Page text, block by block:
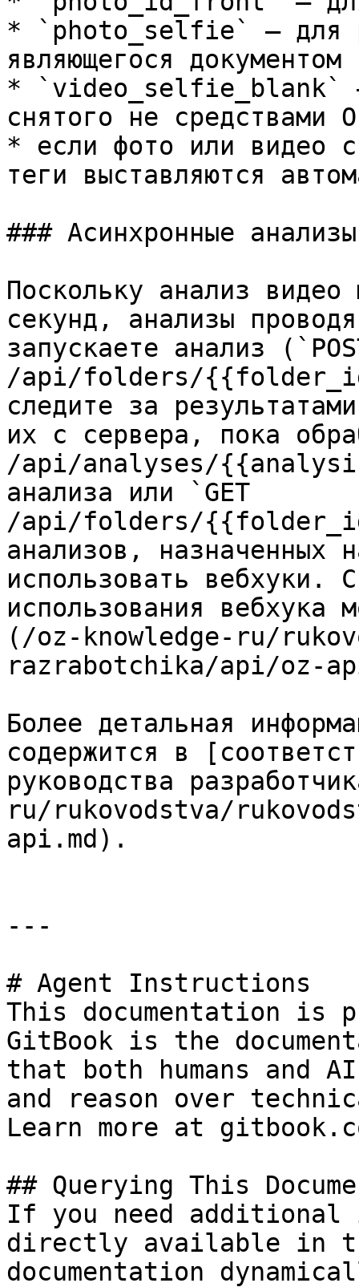
* `photo_selfie` – для
являющегося документом
* `video_selfie_blank`
снятого не средствами
* если фото или видео
теги выставляются
### Асинхронные анализы
Поскольку анализ
секунд, анализы
запускаете анализ
/api/folders/
следите за
их с сервера, пока
/api/analyses/
анализа или `GET
/api/folders/
анализов, назначенных
использовать вебхуки.
использования вебхука
(/oz-knowledge-ru/
razrabotchika/api/oz-
Более детальная
содержится в
руководства
ru/rukovodstva/
api.md).
---
# Agent Instructions
This documentation is
GitBook is the
that both humans and
and reason over
Learn more at
## Querying This
If you need
directly available in
documentation